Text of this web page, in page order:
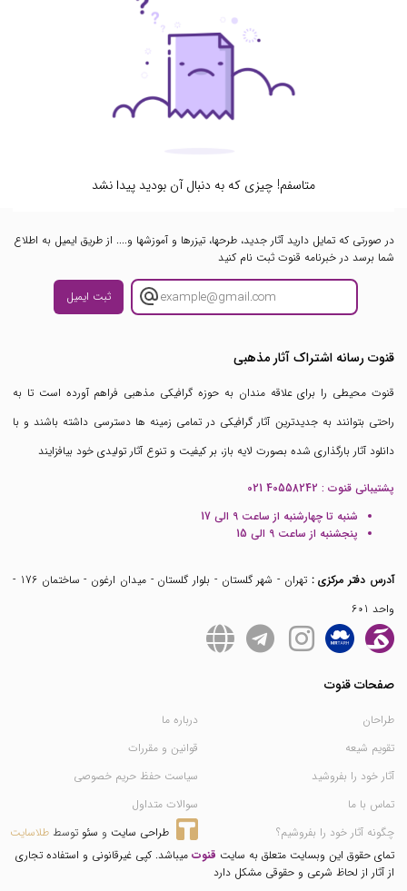
متاسفم! چیزی که به دنبال آن بودید پیدا نشد
در صورتی که تمایل دارید آثار جدید، طرحها، تیزرها و آموزشها و.... از طریق ایمیل به اطلاع
شما برسد در خبرنامه قنوت ثبت نام کنید
ثبت ایمیل
قنوت رسانه اشتراک آثار مذهبی
قنوت محیطی را برای علاقه مندان به حوزه گرافیکی مذهبی فراهم آورده است تا به
راحتی بتوانند به جدیدترین آثار گرافیکی در تمامی زمینه ها دسترسی داشته باشند و با
دانلود آثار بارگذاری شده بصورت لایه باز، بر کیفیت و تنوع آثار تولیدی خود بیافزایند
پشتیبانی قنوت : 021 40558242
شنبه تا چهارشنبه از ساعت 9 الی 17
پنجشنبه از ساعت 9 الی 15
آدرس دفتر مرکزی :
تهران - شهر گلستان - بلوار گلستان - میدان ارغون - ساختمان 176 -
واحد 601
صفحات قنوت
طراحان
تقویم شیعه
آثار خود را بفروشید
تماس با ما
چگونه آثار خود را بفروشیم؟
درباره ما
قوانین و مقررات
سیاست حفظ حریم خصوصی
سوالات متداول
طراحی سایت و سئو توسط طلاسایت
تمای حقوق این وبسایت متعلق به سایت قنوت میباشد. کپی غیرقانونی و استفاده تجاری
از آثار از لحاظ شرعی و حقوقی مشکل دارد